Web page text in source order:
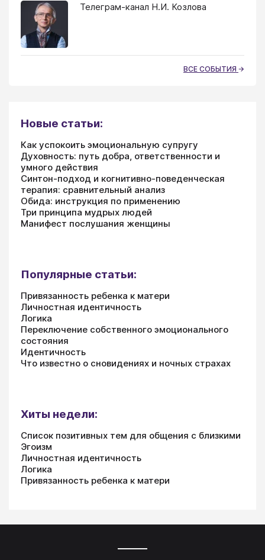
Телеграм-канал Н.И. Козлова
ВСЕ СОБЫТИЯ
Новые статьи:
Как успокоить эмоциональную супругу
Духовность: путь добра, ответственности и
умного действия
Синтон-подход и когнитивно-поведенческая
терапия: сравнительный анализ
Обида: инструкция по применению
Три принципа мудрых людей
Манифест послушания женщины
Популярные статьи:
Привязанность ребенка к матери
Личностная идентичность
Логика
Переключение собственного эмоционального
состояния
Идентичность
Что известно о сновидениях и ночных страхах
Хиты недели:
Список позитивных тем для общения с близкими
Эгоизм
Личностная идентичность
Логика
Привязанность ребенка к матери